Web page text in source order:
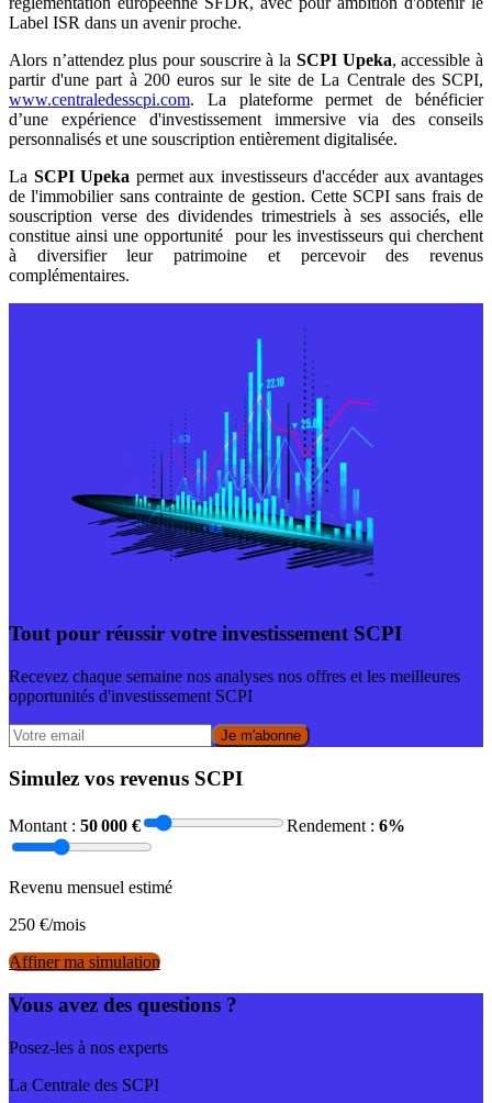
Label ISR dans un avenir proche.
Alors n’attendez plus pour souscrire à la SCPI Upeka, accessible à
partir d'une part à 200 euros sur le site de La Centrale des SCPI,
www.centraledesscpi.com. La plateforme permet de bénéficier
d’une expérience d'investissement immersive via des conseils
personnalisés et une souscription entièrement digitalisée.
La SCPI Upeka permet aux investisseurs d'accéder aux avantages
de l'immobilier sans contrainte de gestion. Cette SCPI sans frais de
souscription verse des dividendes trimestriels à ses associés, elle
constitue ainsi une opportunité pour les investisseurs qui cherchent
à diversifier leur patrimoine et percevoir des revenus
complémentaires.
Tout pour réussir votre investissement SCPI
Recevez chaque semaine nos analyses nos offres et les meilleures
opportunités d'investissement SCPI
Je m'abonne
Simulez vos revenus SCPI
Montant : 50 000 € Rendement : 6%
Revenu mensuel estimé
250 €/mois
Affiner ma simulation
Vous avez des questions ?
Posez-les à nos experts
La Centrale des SCPI